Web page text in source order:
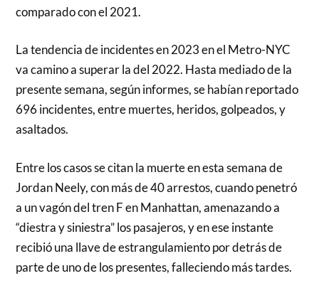
comparado con el 2021.
La tendencia de incidentes en 2023 en el Metro-NYC
va camino a superar la del 2022. Hasta mediado de la
presente semana, según informes, se habían reportado
696 incidentes, entre muertes, heridos, golpeados, y
asaltados.
Entre los casos se citan la muerte en esta semana de
Jordan Neely, con más de 40 arrestos, cuando penetró
a un vagón del tren F en Manhattan, amenazando a
“diestra y siniestra” los pasajeros, y en ese instante
recibió una llave de estrangulamiento por detrás de
parte de uno de los presentes, falleciendo más tardes.